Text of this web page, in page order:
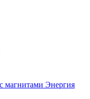
магнитами Энергия